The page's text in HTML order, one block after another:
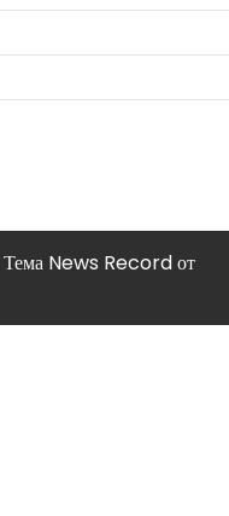
Тема News Record от